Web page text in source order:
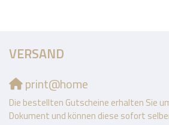
VERSAND
print@home
Die bestellten Gutscheine erhalten Sie
Dokument und können diese sofort